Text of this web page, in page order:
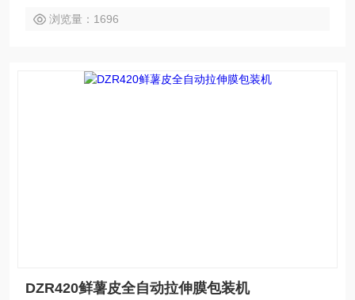
浏览量：1696
DZR420鲜薯皮全自动拉伸膜包装机